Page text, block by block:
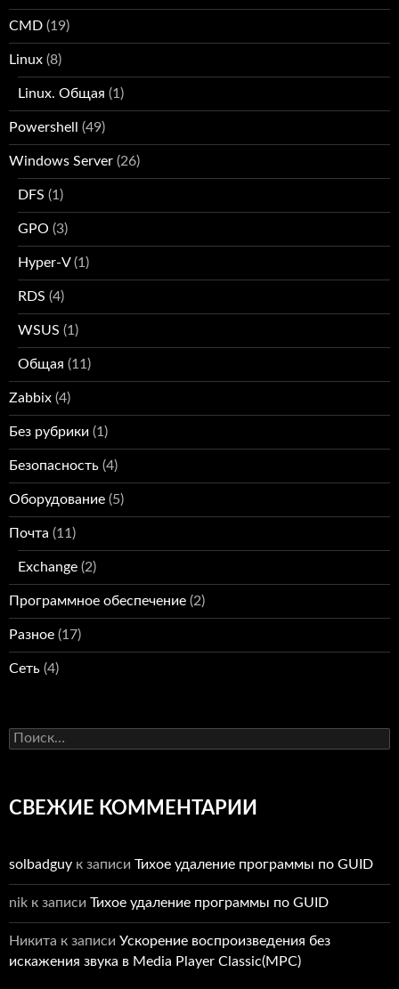
CMD (19)
Linux (8)
Linux. Общая (1)
Powershell (49)
Windows Server (26)
DFS (1)
GPO (3)
Hyper-V(1)
RDS (4)
WSUS (1)
Общая (11)
Zabbix (4)
Без рубрики (1)
Безопасность (4)
Оборудование (5)
Почта (11)
Exchange (2)
Программное обеспечение (2)
Разное (17)
Сеть (4)
Найти:
СВЕЖИЕ КОММЕНТАРИИ
solbadguy к записи Тихое удаление программы по GUID
nik к записи Тихое удаление программы по GUID
Никита к записи Ускорение воспроизведения без
искажения звука в Media Player Classic(MPC)